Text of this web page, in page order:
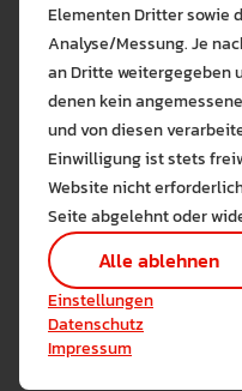
Rundel, Janet
SEKRETARIAT
Elementen Dritter sowie
Analyse/Messung. Je
an Dritte weitergegeben
denen kein
und von diesen
Einwilligung ist stets
Website nicht
Seite abgelehnt oder
Alle ablehnen
Einstellungen
Datenschutz
Impressum
Einstellungen